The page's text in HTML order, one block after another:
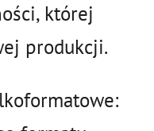
której
produkcji.